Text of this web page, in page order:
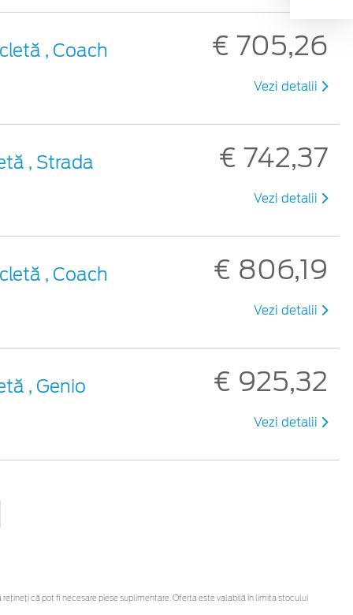
, Coach
€ 705,26
Vezi detalii
, Strada
€ 742,37
Vezi detalii
, Coach
€ 806,19
Vezi detalii
, Genio
€ 925,32
Vezi detalii
că pot fi necesare piese suplimentare. Oferta este valabilă în limita stocului